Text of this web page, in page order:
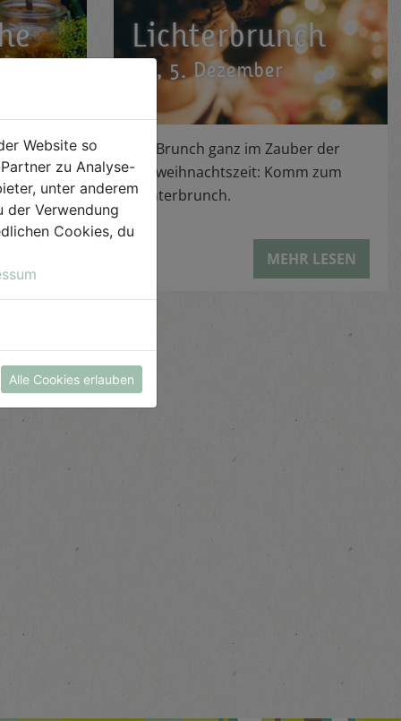
und
und
Lichterbrunch
SA, 5. Dezember
Ein Brunch ganz im Zauber der
Vorweihnachtszeit: Komm zum
Lichterbrunch.
MEHR LESEN
Website so
zu Analyse-
unter anderem
der Verwendung
Cookies, du
Alle Cookies erlauben